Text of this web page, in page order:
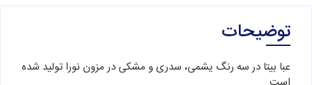
توضیحات
عبا بیتا در سه رنگ یشمی، سدری و مشکی در مزون نورا تولید شده